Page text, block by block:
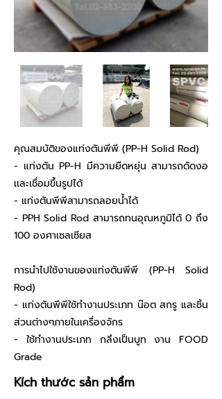
คุณสมบัติของแท่งตันพีพี (PP-H Solid Rod)
- แท่งตัน PP-H มีความยืดหยุ่น สามารถดัดงอ
เเละเชื่อมขึ้นรูปได้
- แท่งตันพีพีสามารถลอยน้ำได้
- PPH Solid Rod สามารถทนอุณหภูมิได้ 0 ถึง
100 องศาเซลเซียส
การนำไปใช้งานของแท่งตันพีพี (PP-H Solid
Rod)
- แท่งตันพีพีใช้ทำงานประเภท น๊อต สกรู และชิ้น
ส่วนต่างๆภายในเครื่องจักร
- ใช้ทำงานประเภท กลึงเป็นบูท งาน FOOD
Grade
Kích thước sản phẩm